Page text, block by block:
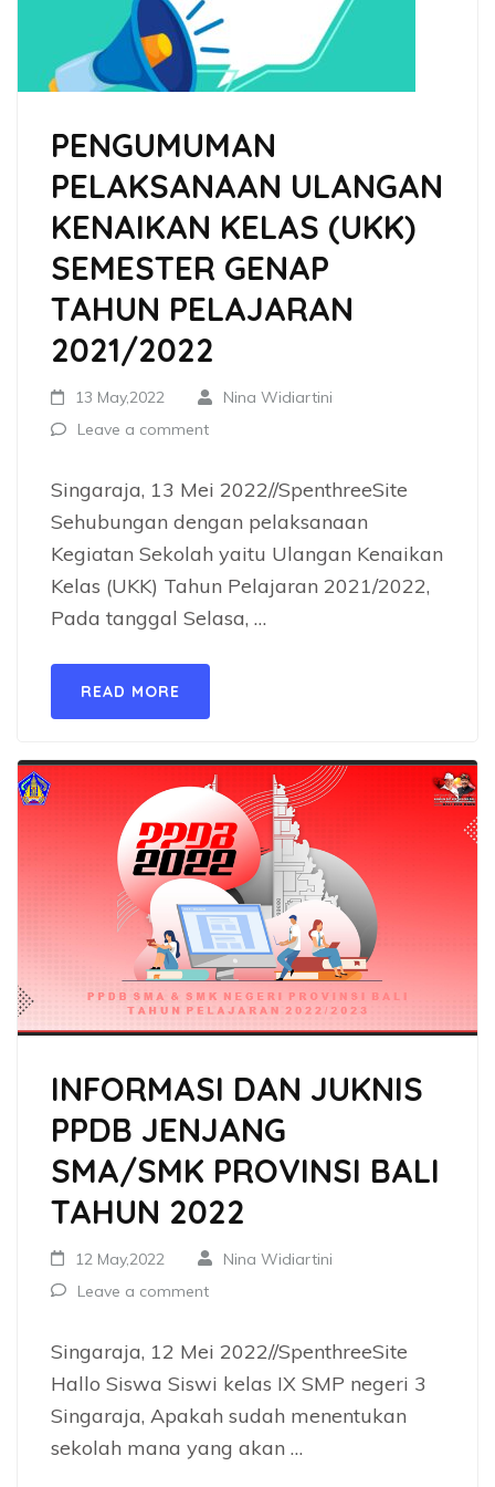
PENGUMUMAN
PELAKSANAAN ULANGAN
KENAIKAN KELAS (UKK)
SEMESTER GENAP
TAHUN PELAJARAN
2021/2022
13 May,2022
Nina Widiartini
Leave a comment
Singaraja, 13 Mei 2022//SpenthreeSite
Sehubungan dengan pelaksanaan
Kegiatan Sekolah yaitu Ulangan Kenaikan
Kelas (UKK) Tahun Pelajaran 2021/2022,
Pada tanggal Selasa, …
READ MORE
INFORMASI DAN JUKNIS
PPDB JENJANG
SMA/SMK PROVINSI BALI
TAHUN 2022
12 May,2022
Nina Widiartini
Leave a comment
Singaraja, 12 Mei 2022//SpenthreeSite
Hallo Siswa Siswi kelas IX SMP negeri 3
Singaraja, Apakah sudah menentukan
sekolah mana yang akan …